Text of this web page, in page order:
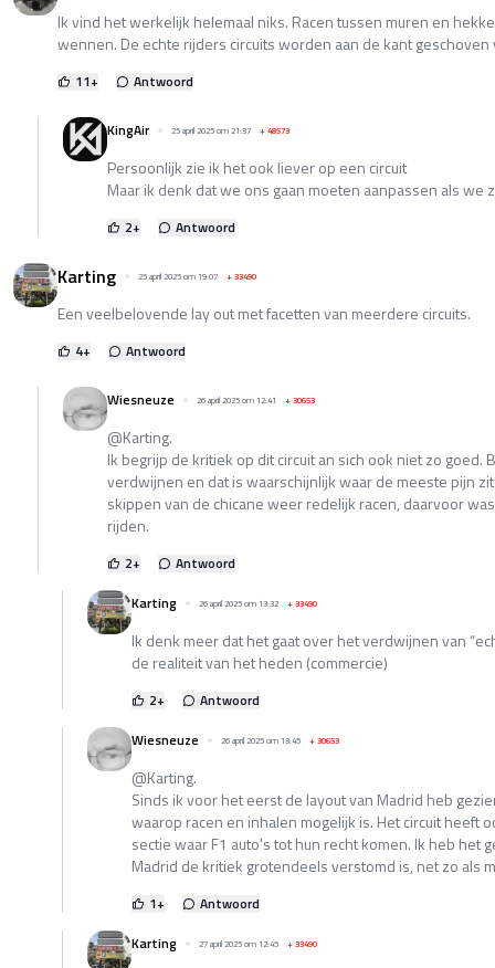
Ik vind het werkelijk helemaal niks. Racen tussen muren en
wennen. De echte rijders circuits worden aan de kant
11+ Antwoord
KingAir 25 april 2025 om 21:37 +48573
Persoonlijk zie ik het ook liever op een circuit
Maar ik denk dat we ons gaan moeten aanpassen als we
2+ Antwoord
Karting 25 april 2025 om 19:07 +33490
Een veelbelovende lay out met facetten van meerdere circuits.
4+ Antwoord
Wiesneuze 26 april 2025 om 12:41 +30653
@Karting.
Ik begrijp de kritiek op dit circuit an sich ook niet zo goed.
verdwijnen en dat is waarschijnlijk waar de meeste pijn
skippen van de chicane weer redelijk racen, daarvoor
rijden.
2+
Antwoord
Karting
26 april 2025 om 13:32 +33490
Ik denk meer dat het gaat over het verdwijnen van
de realiteit van het heden (commercie)
2+
Antwoord
Wiesneuze
26 april 2025 om 13:45 +30653
@Karting.
Sinds ik voor het eerst de layout van Madrid heb
waarop racen en inhalen mogelijk is. Het circuit heeft
sectie waar F1 auto's tot hun recht komen. Ik heb het
Madrid de kritiek grotendeels verstomd is, net zo als
1+
Antwoord
Karting
27 april 2025 om 12:45 +33490